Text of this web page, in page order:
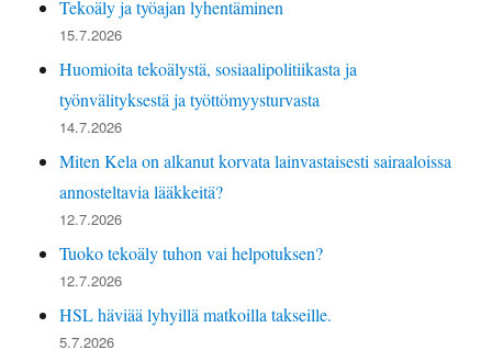
Tekoäly ja työajan lyhentäminen
15.7.2026
Huomioita tekoälystä, sosiaalipolitiikasta ja
työnvälityksestä ja työttömyysturvasta
14.7.2026
Miten Kela on alkanut korvata lainvastaisesti sairaaloissa
annosteltavia lääkkeitä?
12.7.2026
Tuoko tekoäly tuhon vai helpotuksen?
12.7.2026
HSL häviää lyhyillä matkoilla takseille.
5.7.2026